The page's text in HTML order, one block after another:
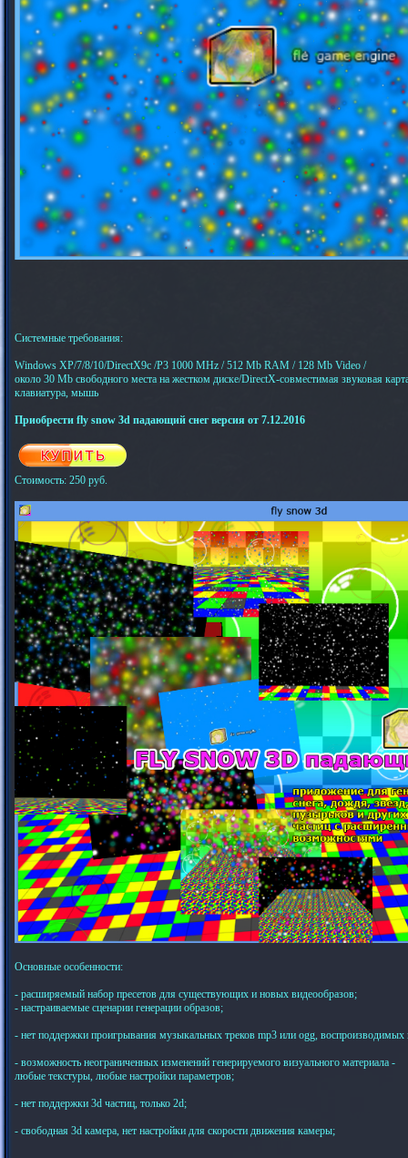
Системные требования:
Windows XP/7/8/10/DirectX9c /P3 1000 МHz / 512 Mb RAM / 128 Mb Video /
около 30 Mb свободного места на жестком диске/DirectX-совместимая звуковая
клавиатура, мышь
Приобрести fly snow 3d падающий снег версия от 7.12.2016
Стоимость: 250 руб.
Основные особенности:
- расширяемый набор пресетов для существующих и новых видеообразов;
- настраиваемые сценарии генерации образов;
- нет поддержки проигрывания музыкальных треков mp3 или ogg, воспроизводимых
- возможность неограниченных изменений генерируемого визуального материала -
любые текстуры, любые настройки параметров;
- нет поддержки 3d частиц, только 2d;
- свободная 3d камера, нет настройки для скорости движения камеры;